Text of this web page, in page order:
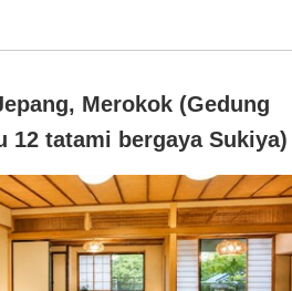
Merokok (Gedung
12 tatami bergaya Sukiya)